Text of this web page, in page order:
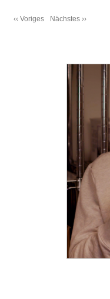
‹‹ Voriges Nächstes ››